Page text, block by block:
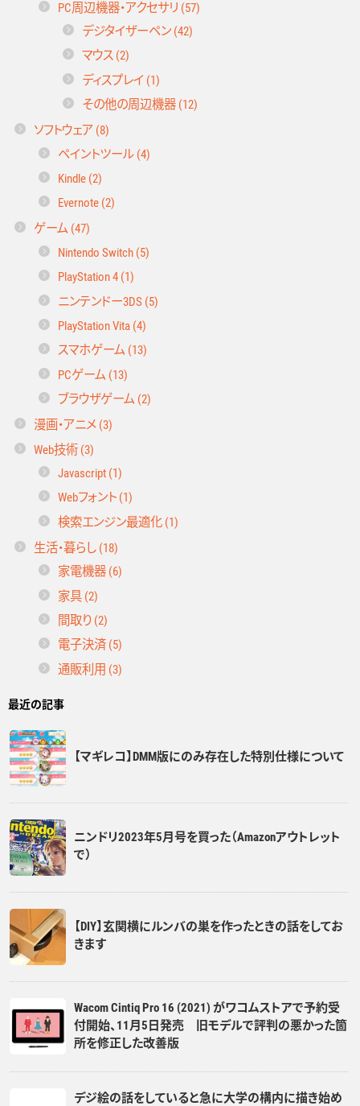
PC周辺機器・アクセサリ (57)
デジタイザーペン (42)
マウス (2)
ディスプレイ (1)
その他の周辺機器 (12)
ソフトウェア (8)
ペイントツール (4)
Kindle (2)
Evernote (2)
ゲーム (47)
Nintendo Switch (5)
PlayStation 4 (1)
ニンテンドー3DS (5)
PlayStation Vita (4)
スマホゲーム (13)
PCゲーム (13)
ブラウザゲーム (2)
漫画・アニメ (3)
Web技術 (3)
Javascript (1)
Webフォント (1)
検索エンジン最適化 (1)
生活・暮らし (18)
家電機器 (6)
家具 (2)
間取り (2)
電子決済 (5)
通販利用 (3)
最近の記事
【マギレコ】DMM版にのみ存在した特別仕様について
ニンドリ2023年5月号を買った（Amazonアウトレット
で）
【DIY】玄関横にルンバの巣を作ったときの話をしてお
きます
Wacom Cintiq Pro 16 (2021) がワコムストアで予約受
付開始、11月5日発売 旧モデルで評判の悪かった箇
所を修正した改善版
デジ絵の話をしていると急に大学の構内に描き始め